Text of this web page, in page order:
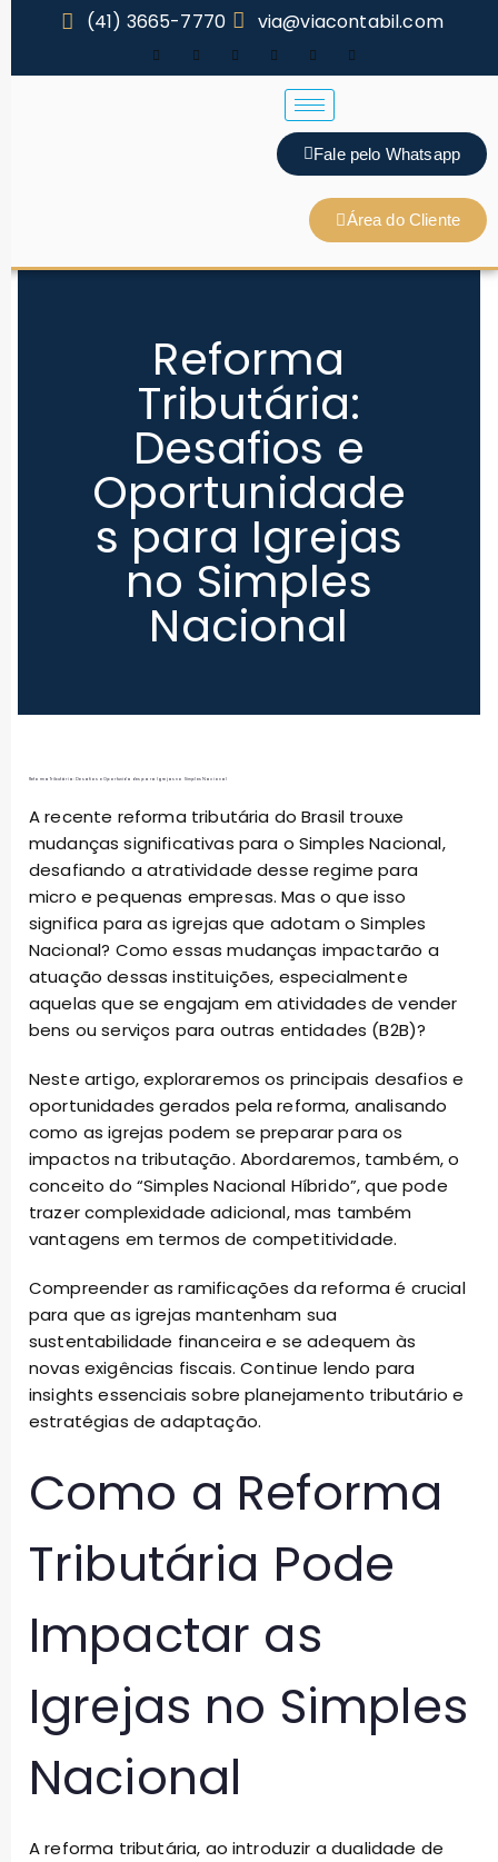
(41) 3665-7770 via@viacontabil.com
Fale pelo Whatsapp
Área do Cliente
Reforma
Tributária:
Desafios e
Oportunidade
s para Igrejas
no Simples
Nacional
Reforma Tributária: Desafios e Oportunidades para Igrejas no Simples Nacional
A recente reforma tributária do Brasil trouxe
mudanças significativas para o Simples Nacional,
desafiando a atratividade desse regime para
micro e pequenas empresas. Mas o que isso
significa para as igrejas que adotam o Simples
Nacional? Como essas mudanças impactarão a
atuação dessas instituições, especialmente
aquelas que se engajam em atividades de vender
bens ou serviços para outras entidades (B2B)?
Neste artigo, exploraremos os principais desafios e
oportunidades gerados pela reforma, analisando
como as igrejas podem se preparar para os
impactos na tributação. Abordaremos, também, o
conceito do “Simples Nacional Híbrido”, que pode
trazer complexidade adicional, mas também
vantagens em termos de competitividade.
Compreender as ramificações da reforma é crucial
para que as igrejas mantenham sua
sustentabilidade financeira e se adequem às
novas exigências fiscais. Continue lendo para
insights essenciais sobre planejamento tributário e
estratégias de adaptação.
Como a Reforma
Tributária Pode
Impactar as
Igrejas no Simples
Nacional
A reforma tributária, ao introduzir a dualidade de